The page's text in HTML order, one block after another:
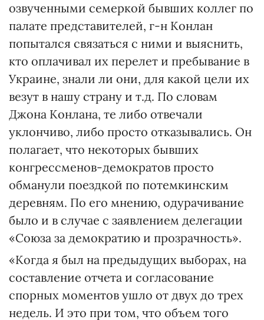
озвученными семеркой бывших коллег по
палате представителей, г-н Конлан
попытался связаться с ними и выяснить,
кто оплачивал их перелет и пребывание в
Украине, знали ли они, для какой цели их
везут в нашу страну и т.д. По словам
Джона Конлана, те либо отвечали
уклончиво, либо просто отказывались. Он
полагает, что некоторых бывших
конгрессменов-демократов просто
обманули поездкой по потемкинским
деревням. По его мнению, одурачивание
было и в случае с заявлением делегации
«Союза за демократию и прозрачность».
«Когда я был на предыдущих выборах, на
составление отчета и согласование
спорных моментов ушло от двух до трех
недель. И это при том, что объем того